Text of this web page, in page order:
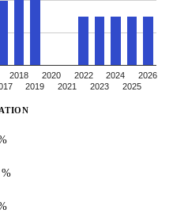
2018
2019
2020
2021
2022
2023
2024
2025
2026